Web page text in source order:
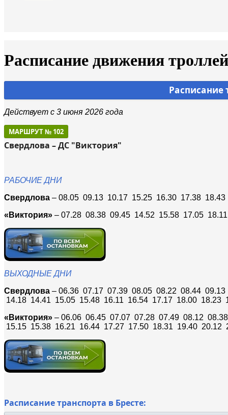
Расписание движения
Расписание
Действует с 3 июня 2026 года
МАРШРУТ № 102
Свердлова – ДС "Виктория"
РАБОЧИЕ ДНИ
Свердлова – 08.05 09.13 10.17 15.25 16.30 17.38 18.43
«Виктория» – 07.28 08.38 09.45 14.52 15.58 17.05
ВЫХОДНЫЕ ДНИ
Свердлова – 06.36 07.17 07.39 08.05 08.22 08.44
14.18 14.41 15.05 15.48 16.11 16.54 17.17 18.00
«Виктория» – 06.06 06.45 07.07 07.28 07.49 08.12
15.15 15.38 16.21 16.44 17.27 17.50 18.31 19.40 20.12
Расписание транспорта в Бресте: